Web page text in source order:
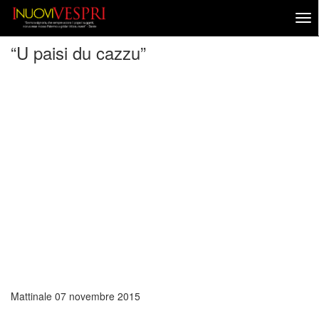
“U paisi du cazzu”
Mattinale 07 novembre 2015